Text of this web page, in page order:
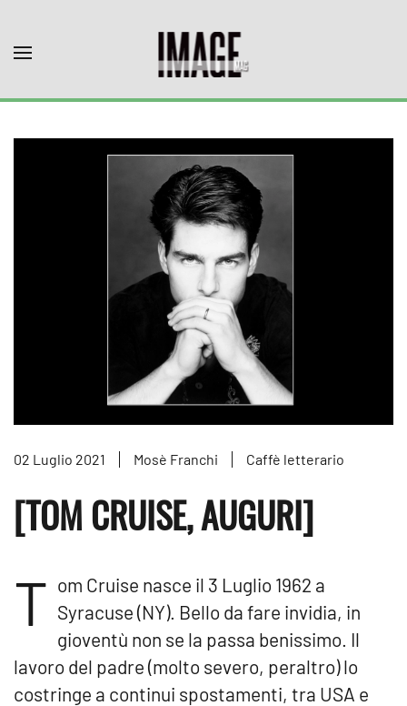
Skip to main content
02 Luglio 2021 Mosè Franchi Caffè letterario
[TOM CRUISE, AUGURI]
T om Cruise nasce il 3 Luglio 1962 a
Syracuse (NY). Bello da fare invidia, in
gioventù non se la passa benissimo. Il
lavoro del padre (molto severo, peraltro) lo
costringe a continui spostamenti, tra USA e